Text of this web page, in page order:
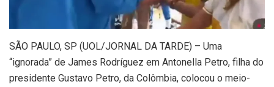
SÃO PAULO, SP (UOL/JORNAL DA TARDE) – Uma
“ignorada” de James Rodríguez em Antonella Petro, filha do
presidente Gustavo Petro, da Colômbia, colocou o meio-